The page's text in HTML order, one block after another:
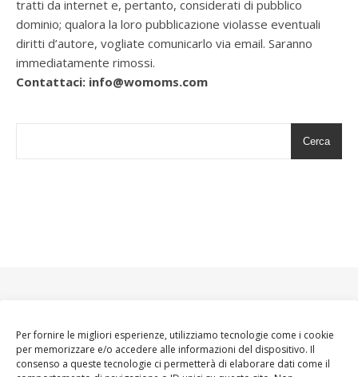
Per fornire le migliori esperienze, utilizziamo tecnologie come i cookie
per memorizzare e/o accedere alle informazioni del dispositivo. Il
consenso a queste tecnologie ci permetterà di elaborare dati come il
tratti da internet e, pertanto, considerati di pubblico
dominio; qualora la loro pubblicazione violasse eventuali
diritti d’autore, vogliate comunicarlo via email. Saranno
immediatamente rimossi.
Contattaci: info@womoms.com
Cerca